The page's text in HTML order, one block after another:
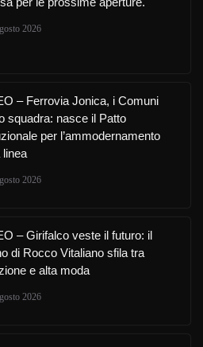
2026
– Ferrovia Jonica, i Comuni
squadra: nasce il Patto
per l’ammodernamento
linea
2026
– Girifalco veste il futuro: il
di Rocco Vitaliano sfila tra
e alta moda
2026